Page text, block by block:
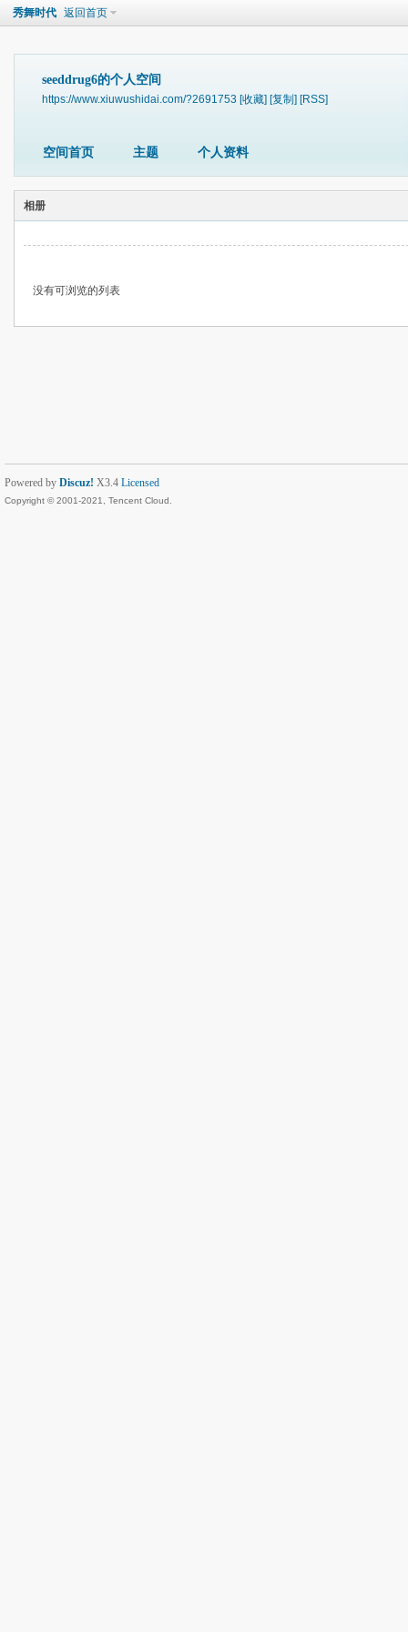
秀舞时代 返回首页
seeddrug6的个人空间
https://www.xiuwushidai.com/?2691753 [收藏] [复制] [RSS]
空间首页 主题 个人资料
相册
没有可浏览的列表
Powered by Discuz! X3.4 Licensed
Copyright © 2001-2021, Tencent Cloud.